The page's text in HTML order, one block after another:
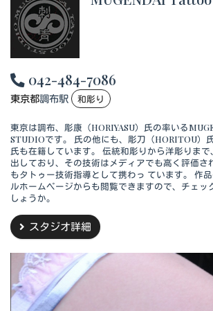
042-484-7086
東京都調布駅 和彫り
東京は調布、彫康（HORIYASU）氏の率いる
STUDIOです。 氏の他にも、彫刀（HORITOU）
氏も在籍しています。 伝統和彫りから洋彫りま
出しており、その技術はメディアでも高く評価さ
もタトゥー技術指導として携わっ ています。 作
ルホームページからも閲覧できますので、チェッ
しょうか。
スタジオ詳細